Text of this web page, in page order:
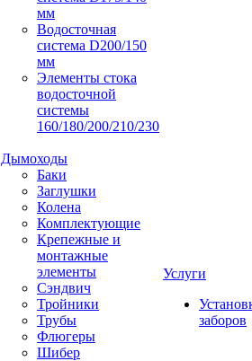
мм
Водосточная
система D200/150
мм
Элементы стока
водосточной
системы
160/180/200/210/230
Дымоходы
Баки
Заглушки
Колена
Комплектующие
Крепежные и
монтажные
элементы
Сэндвич
Тройники
Трубы
Флюгеры
Шибер
Услуги
заборов